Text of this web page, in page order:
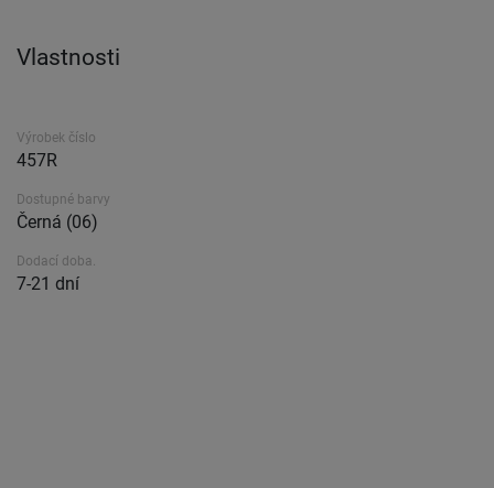
Vlastnosti
Výrobek číslo
457R
Dostupné barvy
Černá (06)
Dodací doba.
7-21 dní